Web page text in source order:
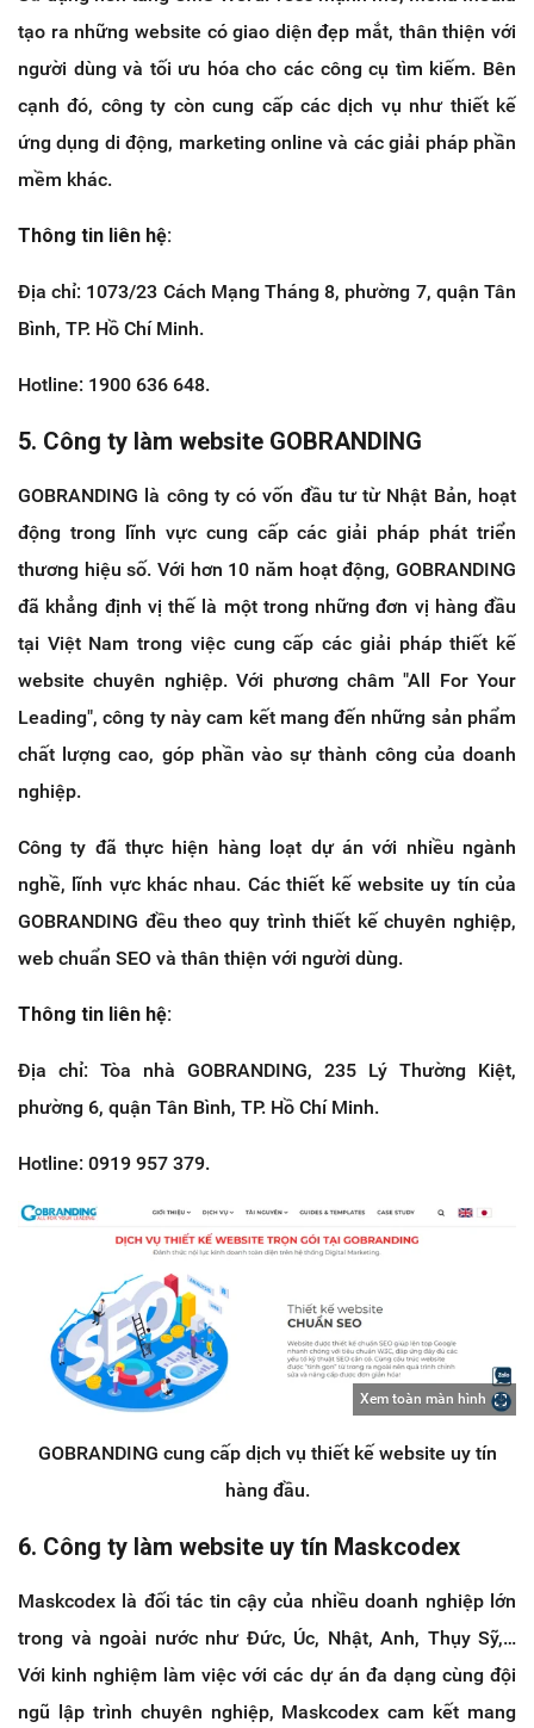
tạo ra những website có giao diện đẹp mắt, thân thiện với
người dùng và tối ưu hóa cho các công cụ tìm kiếm. Bên
cạnh đó, công ty còn cung cấp các dịch vụ như thiết kế
ứng dụng di động, marketing online và các giải pháp phần
mềm khác.
Thông tin liên hệ:
Địa chỉ: 1073/23 Cách Mạng Tháng 8, phường 7, quận Tân
Bình, TP. Hồ Chí Minh.
Hotline: 1900 636 648.
5. Công ty làm website GOBRANDING
GOBRANDING là công ty có vốn đầu tư từ Nhật Bản, hoạt
động trong lĩnh vực cung cấp các giải pháp phát triển
thương hiệu số. Với hơn 10 năm hoạt động, GOBRANDING
đã khẳng định vị thế là một trong những đơn vị hàng đầu
tại Việt Nam trong việc cung cấp các giải pháp thiết kế
website chuyên nghiệp. Với phương châm "All For Your
Leading", công ty này cam kết mang đến những sản phẩm
chất lượng cao, góp phần vào sự thành công của doanh
nghiệp.
Công ty đã thực hiện hàng loạt dự án với nhiều ngành
nghề, lĩnh vực khác nhau. Các thiết kế website uy tín của
GOBRANDING đều theo quy trình thiết kế chuyên nghiệp,
web chuẩn SEO và thân thiện với người dùng.
Thông tin liên hệ:
Địa chỉ: Tòa nhà GOBRANDING, 235 Lý Thường Kiệt,
phường 6, quận Tân Bình, TP. Hồ Chí Minh.
Hotline: 0919 957 379.
Xem toàn màn hình
GOBRANDING cung cấp dịch vụ thiết kế website uy tín
hàng đầu.
6. Công ty làm website uy tín Maskcodex
Maskcodex là đối tác tin cậy của nhiều doanh nghiệp lớn
trong và ngoài nước như Đức, Úc, Nhật, Anh, Thụy Sỹ,…
Với kinh nghiệm làm việc với các dự án đa dạng cùng đội
ngũ lập trình chuyên nghiệp, Maskcodex cam kết mang